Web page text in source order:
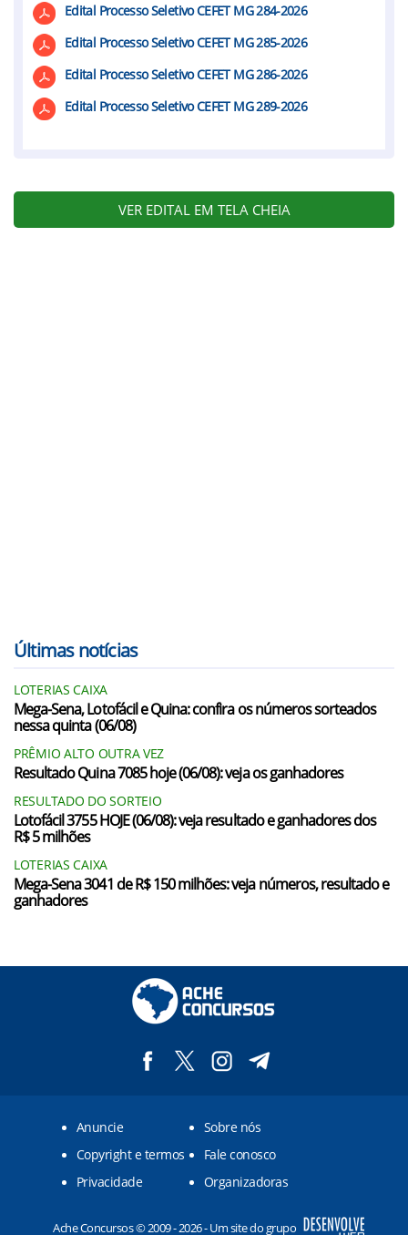
Edital Processo Seletivo CEFET MG 284-2026
Edital Processo Seletivo CEFET MG 285-2026
Edital Processo Seletivo CEFET MG 286-2026
Edital Processo Seletivo CEFET MG 289-2026
VER EDITAL EM TELA CHEIA
Últimas notícias
LOTERIAS CAIXA
Mega-Sena, Lotofácil e Quina: confira os números sorteados
nessa quinta (06/08)
PRÊMIO ALTO OUTRA VEZ
Resultado Quina 7085 hoje (06/08): veja os ganhadores
RESULTADO DO SORTEIO
Lotofácil 3755 HOJE (06/08): veja resultado e ganhadores dos
R$ 5 milhões
LOTERIAS CAIXA
Mega-Sena 3041 de R$ 150 milhões: veja números, resultado e
ganhadores
Anuncie
Sobre nós
Copyright e termos
Fale conosco
Privacidade
Organizadoras
Ache Concursos © 2009 - 2026 - Um site do grupo